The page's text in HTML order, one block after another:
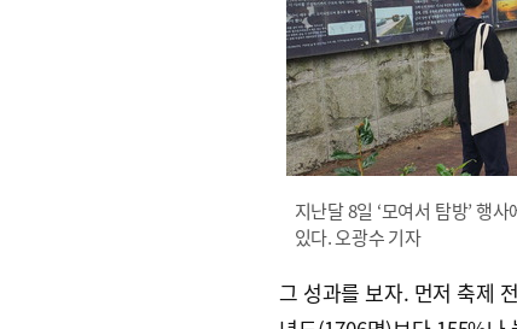
지난달 8일 ‘모여서 탐방’ 행
있다. 오광수 기자
그 성과를 보자. 먼저 축제